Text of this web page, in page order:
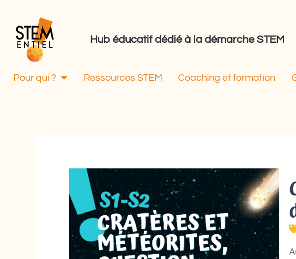
contenu
Hub éducatif dédié à la démarche STEM
Pour qui ? Ressources STEM Coaching et formation